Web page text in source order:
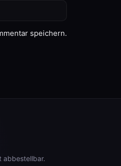
speichern.
abbestellbar.